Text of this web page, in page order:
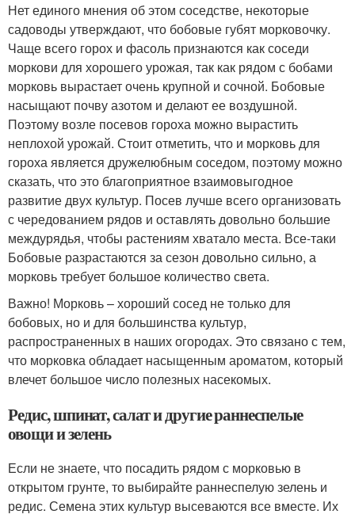
Нет единого мнения об этом соседстве, некоторые
садоводы утверждают, что бобовые губят морковочку.
Чаще всего горох и фасоль признаются как соседи
моркови для хорошего урожая, так как рядом с бобами
морковь вырастает очень крупной и сочной. Бобовые
насыщают почву азотом и делают ее воздушной.
Поэтому возле посевов гороха можно вырастить
неплохой урожай. Стоит отметить, что и морковь для
гороха является дружелюбным соседом, поэтому можно
сказать, что это благоприятное взаимовыгодное
развитие двух культур. Посев лучше всего организовать
с чередованием рядов и оставлять довольно большие
междурядья, чтобы растениям хватало места. Все-таки
Бобовые разрастаются за сезон довольно сильно, а
морковь требует большое количество света.
Важно! Морковь – хороший сосед не только для
бобовых, но и для большинства культур,
распространенных в наших огородах. Это связано с тем,
что морковка обладает насыщенным ароматом, который
влечет большое число полезных насекомых.
Редис, шпинат, салат и другие раннеспелые
овощи и зелень
Если не знаете, что посадить рядом с морковью в
открытом грунте, то выбирайте раннеспелую зелень и
редис. Семена этих культур высеваются все вместе. Их